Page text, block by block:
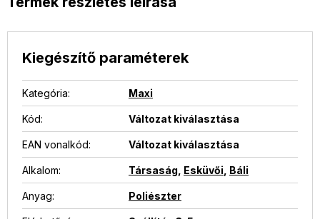
Kiegészítő paraméterek
Kategória: Maxi
Kód: Változat kiválasztása
EAN vonalkód: Változat kiválasztása
Alkalom: Társaság Esküvői Báli
Anyag: Poliészter